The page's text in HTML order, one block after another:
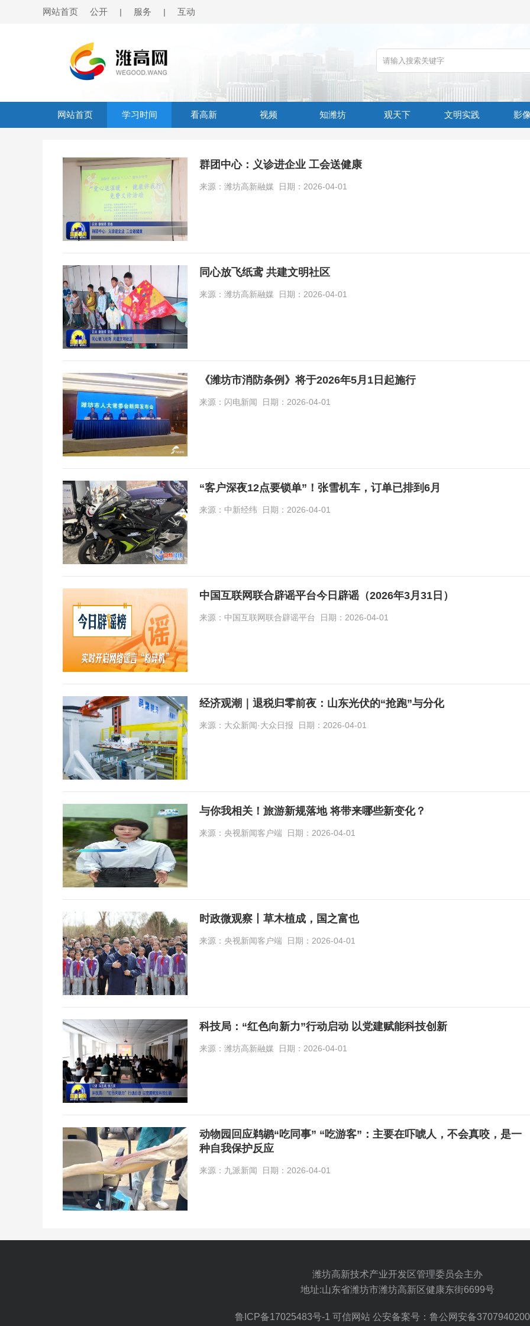
网站首页 公开 | 服务 | 互动
网站首页 学习时间 看高新 视频 知潍坊 观天下 文明实践 影
群团中心：义诊进企业 工会送健康
来源：潍坊高新融媒 日期：2026-04-01
同心放飞纸鸢 共建文明社区
来源：潍坊高新融媒 日期：2026-04-01
《潍坊市消防条例》将于2026年5月1日起施行
来源：闪电新闻 日期：2026-04-01
“客户深夜12点要锁单”！张雪机车，订单已排到6月
来源：中新经纬 日期：2026-04-01
中国互联网联合辟谣平台今日辟谣（2026年3月31日）
来源：中国互联网联合辟谣平台 日期：2026-04-01
经济观潮｜退税归零前夜：山东光伏的“抢跑”与分化
来源：大众新闻·大众日报 日期：2026-04-01
与你我相关！旅游新规落地 将带来哪些新变化？
来源：央视新闻客户端 日期：2026-04-01
时政微观察丨草木植成，国之富也
来源：央视新闻客户端 日期：2026-04-01
科技局：“红色向新力”行动启动 以党建赋能科技创新
来源：潍坊高新融媒 日期：2026-04-01
动物园回应鹈鹕“吃同事” “吃游客”：主要在吓唬人，不会真咬，是一
种自我保护反应
来源：九派新闻 日期：2026-04-01
潍坊高新技术产业开发区管理委员会主办
地址:山东省潍坊市潍坊高新区健康东街6699号
鲁ICP备17025483号-1 可信网站 公安备案号：鲁公网安备